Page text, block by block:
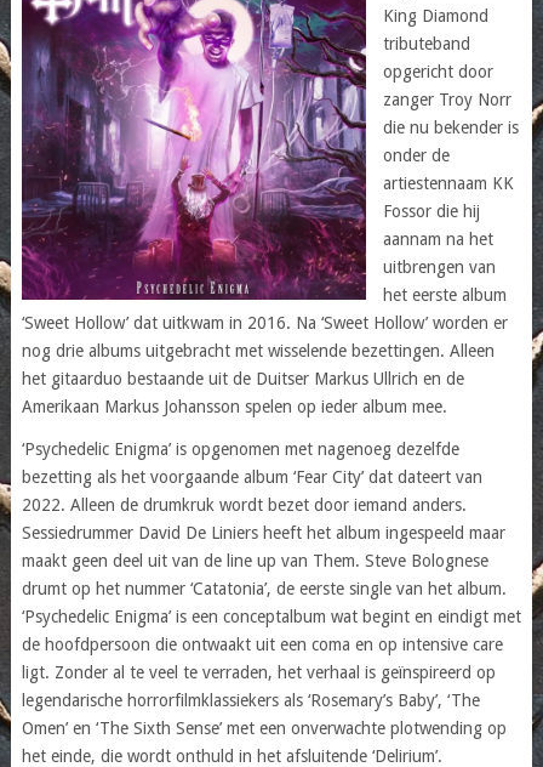
King Diamond
tributeband
opgericht door
zanger Troy Norr
die nu bekender is
onder de
artiestennaam KK
Fossor die hij
aannam na het
uitbrengen van
het eerste album
‘Sweet Hollow’ dat uitkwam in 2016. Na ‘Sweet Hollow’ worden er
nog drie albums uitgebracht met wisselende bezettingen. Alleen
het gitaarduo bestaande uit de Duitser Markus Ullrich en de
Amerikaan Markus Johansson spelen op ieder album mee.
‘Psychedelic Enigma’ is opgenomen met nagenoeg dezelfde
bezetting als het voorgaande album ‘Fear City’ dat dateert van
2022. Alleen de drumkruk wordt bezet door iemand anders.
Sessiedrummer David De Liniers heeft het album ingespeeld maar
maakt geen deel uit van de line up van Them. Steve Bolognese
drumt op het nummer ‘Catatonia’, de eerste single van het album.
‘Psychedelic Enigma’ is een conceptalbum wat begint en eindigt met
de hoofdpersoon die ontwaakt uit een coma en op intensive care
ligt. Zonder al te veel te verraden, het verhaal is geïnspireerd op
legendarische horrorfilmklassiekers als ‘Rosemary’s Baby’, ‘The
Omen’ en ‘The Sixth Sense’ met een onverwachte plotwending op
het einde, die wordt onthuld in het afsluitende ‘Delirium’.